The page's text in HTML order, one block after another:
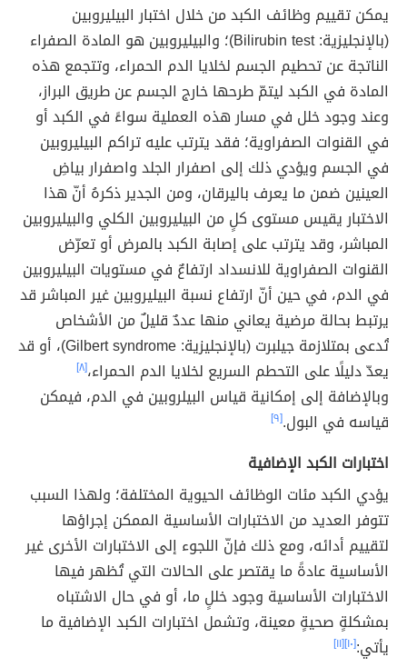
يمكن تقييم وظائف الكبد من خلال اختبار البيليروبين
(بالإنجليزية: Bilirubin test)؛ والبيليروبين هو المادة الصفراء
الناتجة عن تحطيم الجسم لخلايا الدم الحمراء، وتتجمع هذه
المادة في الكبد ليتمّ طرحها خارج الجسم عن طريق البراز،
وعند وجود خلل في مسار هذه العملية سواءً في الكبد أو
في القنوات الصفراوية؛ فقد يترتب عليه تراكم البيليروبين
في الجسم ويؤدي ذلك إلى اصفرار الجلد واصفرار بياضِ
العينين ضمن ما يعرف باليرقان، ومن الجدير ذكرهُ أنّ هذا
الاختبار يقيس مستوى كلٍ من البيليروبين الكلي والبيليروبين
المباشر، وقد يترتب على إصابة الكبد بالمرض أو تعرّض
القنوات الصفراوية للانسداد ارتفاعٌ في مستويات البيليروبين
في الدم، في حين أنّ ارتفاع نسبة البيليروبين غير المباشر قد
يرتبط بحالة مرضية يعاني منها عددٌ قليلٌ من الأشخاص
تُدعى بمتلازمة جيلبرت (بالإنجليزية: Gilbert syndrome)، أو قد
يعدّ دليلًا على التحطم السريع لخلايا الدم الحمراء،[٨]
وبالإضافة إلى إمكانية قياس البيلروبين في الدم، فيمكن
قياسه في البول.[٩]
اختبارات الكبد الإضافية
يؤدي الكبد مئات الوظائف الحيوية المختلفة؛ ولهذا السبب
تتوفر العديد من الاختبارات الأساسية الممكن إجراؤها
لتقييم أدائه، ومع ذلك فإنّ اللجوء إلى الاختبارات الأخرى غير
الأساسية عادةً ما يقتصر على الحالات التي تُظهر فيها
الاختبارات الأساسية وجود خللٍ ما، أو في حال الاشتباه
بمشكلةٍ صحيةٍ معينة، وتشمل اختبارات الكبد الإضافية ما
يأتي:[١٠] [١١]